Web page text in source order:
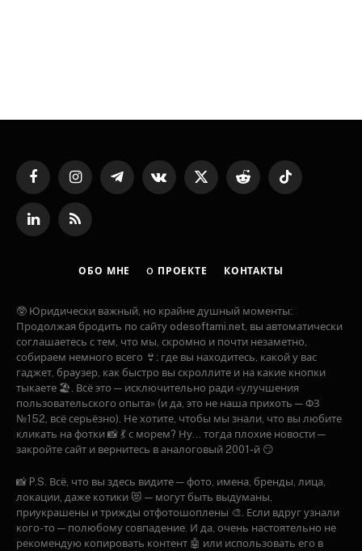
FacebookInstagramTelegramVKontakte
X
Reddit TikTok
LinkedInRSS
ОБО МНЕ O ПРОЕКТЕ КОНТАКТЫ
🥸 Юридически важный, но крайне душный моменты:
Продолжая бродить по сайту odesoftami.net, вы автоматически
соглашаетесь с тем, что мы, скромно и почти незаметно,
собираем немного всего 👙: где вы находитесь, какой у вас
гаджет, браузер, как быстро вы скроллите и на какие кнопки
тыкаете 🏖️. Всё это — исключительно ради «улучшения
пользовательского опыта» (и да, это не наша прихоть — ФЗ
№152, всё серьёзно). Не хотите, чтобы мы знали, что вы любите
кликать на фотки 📸 💃 с морем? Ну... тогда плохие новости —
закройте сайт и вернитесь в аналоговый 2001-й 😏
📸 P.S. Всё, что вы здесь видите — фото, имена, бренды, лица,
локации, даже котики 😻 — могут быть выдуманы,
приукрашены и трижды отфотошоплены 🎨. Если вдруг узнали
кого-то — полюбому совпадение. И да, очень настоятельно не
рекомендую копировать контент 🤖 или использовать его в